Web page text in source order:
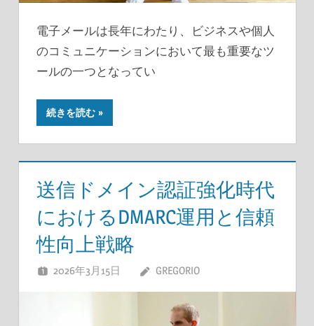
電子メールは長年にわたり、ビジネスや個人
のコミュニケーションにおいて最も重要なツ
ールの一つとなってい
続きを読む
送信ドメイン認証強化時代
におけるDMARC運用と信頼
性向上戦略
2026年3月15日 GREGORIO